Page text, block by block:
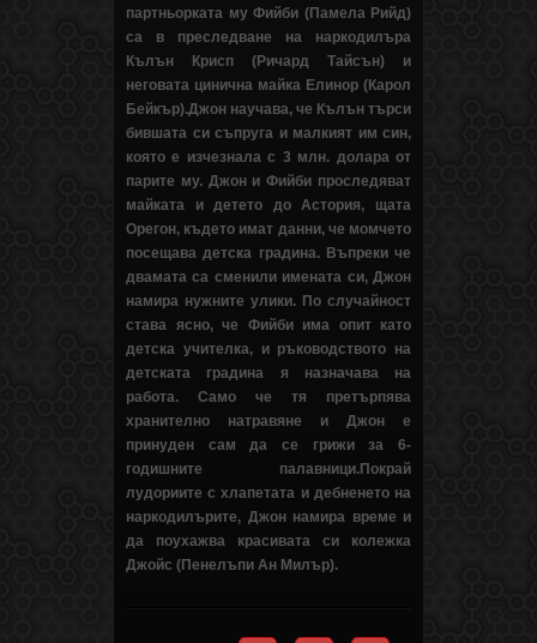
партньорката му Фийби (Памела Рийд)
са в преследване на наркодилъра
Кълън Крисп (Ричард Тайсън) и
неговата цинична майка Елинор (Карол
Бейкър).Джон научава, че Кълън търси
бившата си съпруга и малкият им син,
която е изчезнала с 3 млн. долара от
парите му. Джон и Фийби проследяват
майката и детето до Астория, щата
Орегон, където имат данни, че момчето
посещава детска градина. Въпреки че
двамата са сменили имената си, Джон
намира нужните улики. По случайност
става ясно, че Фийби има опит като
детска учителка, и ръководството на
детската градина я назначава на
работа. Само че тя претърпява
хранително натравяне и Джон е
принуден сам да се грижи за 6-
годишните палавници.Покрай
лудориите с хлапетата и дебненето на
наркодилърите, Джон намира време и
да поухажва красивата си колежка
Джойс (Пенелъпи Ан Милър).